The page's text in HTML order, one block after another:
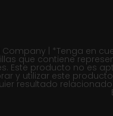
Company | *Tenga en
que contiene
Este producto no es
y utilizar este
resultado